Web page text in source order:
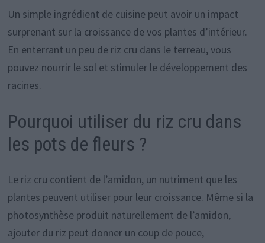
Un simple ingrédient de cuisine peut avoir un impact
surprenant sur la croissance de vos plantes d’intérieur.
En enterrant un peu de riz cru dans le terreau, vous
pouvez nourrir le sol et stimuler le développement des
racines.
Pourquoi utiliser du riz cru dans
les pots de fleurs ?
Le riz cru contient de l’amidon, un nutriment que les
plantes peuvent utiliser pour leur croissance. Même si la
photosynthèse produit naturellement de l’amidon,
ajouter du riz peut donner un coup de pouce,